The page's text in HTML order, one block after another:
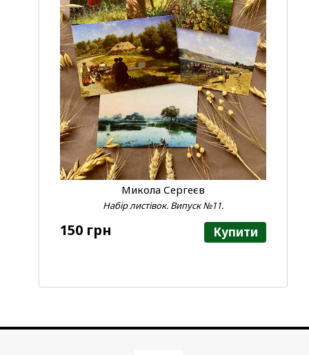
Микола Сергеєв
Набір листівок. Випуск №11.
150 грн Купити